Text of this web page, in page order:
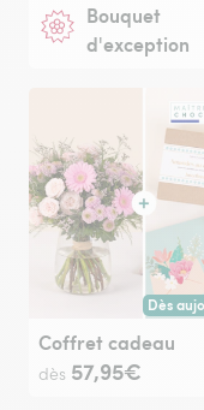
Bouquet
d'exception
Dès
Coffret cadeau
dès 57,95€